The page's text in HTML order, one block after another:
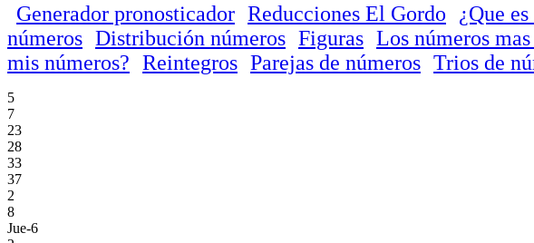
Generador pronosticador Reducciones El Gordo ¿Que
números Distribución números Figuras Los números
mis números? Reintegros Parejas de números Trios de
5
7
23
28
33
37
2
8
Jue-6